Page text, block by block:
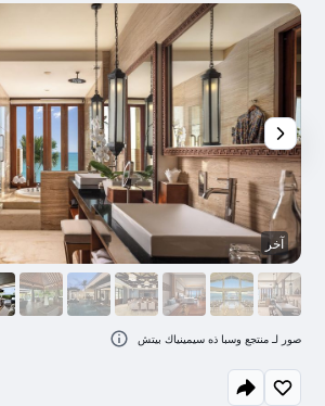
آخر
صور لـ منتجع وسبا ذه سيمينياك بيتش